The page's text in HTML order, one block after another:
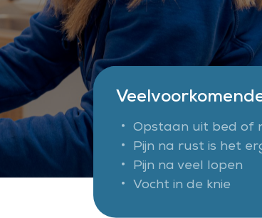
Opstaan uit bed of
Pijn na rust is het
Pijn na veel lopen
Vocht in de knie